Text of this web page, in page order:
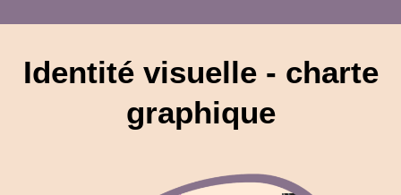
Identité visuelle - charte
graphique